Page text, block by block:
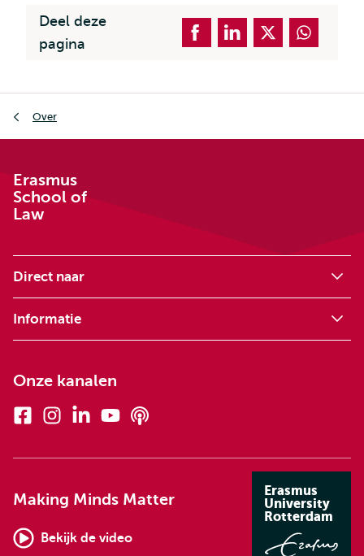
Deel deze
pagina
Over
Erasmus
School of
Law
Direct naar
Informatie
Onze kanalen
FacebookInstagramLinkedinYoutube
Making Minds Matter
Bekijk de video
Erasmus
University
Rotterdam